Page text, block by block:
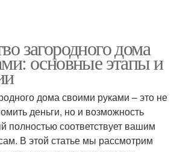
загородного дома
основные этапы и
дома своими руками – это не
деньги, но и возможность
полностью соответствует вашим
В этой статье мы рассмотрим